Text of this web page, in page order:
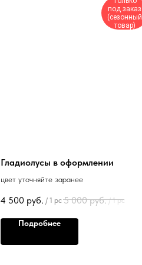
под заказ
(сезонный
товар)
Гладиолусы в оформлении
цвет уточняйте заранее
4 500 руб. / 1 pc 5 000 руб. / 1 pc
Подробнее